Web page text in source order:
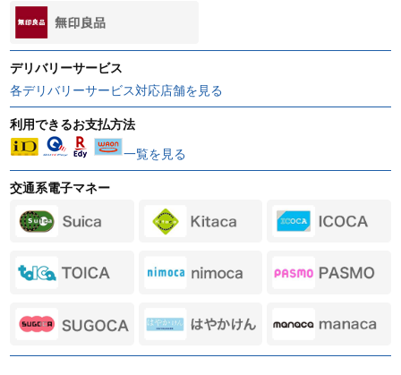
デリバリーサービス
各デリバリーサービス対応店舗を見る
利用できるお支払方法
一覧を見る
交通系電子マネー